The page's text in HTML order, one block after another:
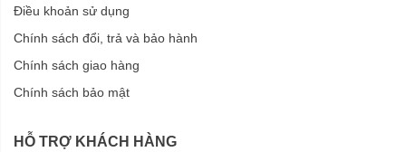
Điều khoản sử dụng
Chính sách đổi, trả và bảo hành
Chính sách giao hàng
Chính sách bảo mật
HỖ TRỢ KHÁCH HÀNG